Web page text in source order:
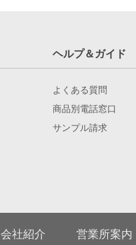
ヘルプ＆ガイド
よくある質問
商品別電話窓口
サンプル請求
会社紹介 営業所案内